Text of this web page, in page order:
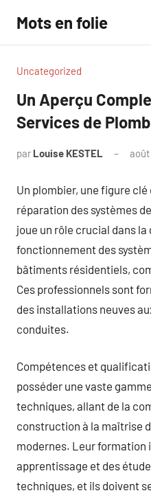
contenu
Mots en folie
Uncategorized
Un Aperçu
Services de
par Louise KESTEL août
Un plombier, une figure
réparation des systèmes
joue un rôle crucial dans la
fonctionnement des
bâtiments résidentiels,
Ces professionnels sont
des installations neuves
conduites.
Compétences et
posséder une vaste
techniques, allant de la
construction à la maîtrise
modernes. Leur formation
apprentissage et des
techniques, et ils doivent